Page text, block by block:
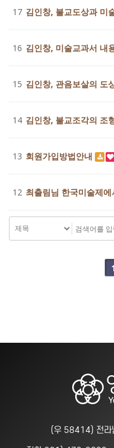
17 김인창, 불교도상과 미
16 김인창, 미술교과서 내
15 김인창, 관음보살의 도
14 김인창, 불교조각의 조
13 회원가입방법안내
12 최출림님 한국미술제에
1
(우 58414) 전라